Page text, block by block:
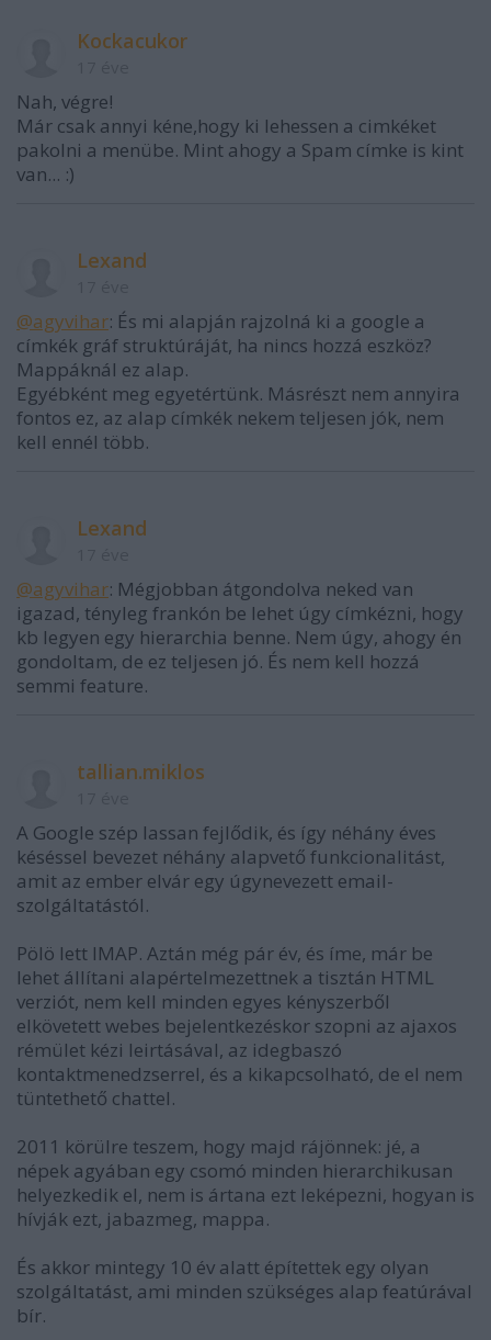
Kockacukor
Nah, végre!
Már csak annyi kéne,hogy ki lehessen a cimkéket
pakolni a menübe. Mint ahogy a Spam címke is kint
van... :)
Lexand
@agyvihar: És mi alapján rajzolná ki a google a
címkék gráf struktúráját, ha nincs hozzá eszköz?
Mappáknál ez alap.
Egyébként meg egyetértünk. Másrészt nem annyira
fontos ez, az alap címkék nekem teljesen jók, nem
kell ennél több.
Lexand
@agyvihar: Mégjobban átgondolva neked van
igazad, tényleg frankón be lehet úgy címkézni, hogy
kb legyen egy hierarchia benne. Nem úgy, ahogy én
gondoltam, de ez teljesen jó. És nem kell hozzá
semmi feature.
tallian.miklos
A Google szép lassan fejlődik, és így néhány éves
késéssel bevezet néhány alapvető funkcionalitást,
amit az ember elvár egy úgynevezett email-
szolgáltatástól.
Pölö lett IMAP. Aztán még pár év, és íme, már be
lehet állítani alapértelmezettnek a tisztán HTML
verziót, nem kell minden egyes kényszerből
elkövetett webes bejelentkezéskor szopni az ajaxos
rémület kézi leirtásával, az idegbaszó
kontaktmenedzserrel, és a kikapcsolható, de el nem
tüntethető chattel.
2011 körülre teszem, hogy majd rájönnek: jé, a
népek agyában egy csomó minden hierarchikusan
helyezkedik el, nem is ártana ezt leképezni, hogyan is
hívják ezt, jabazmeg, mappa.
És akkor mintegy 10 év alatt építettek egy olyan
szolgáltatást, ami minden szükséges alap featúrával
bír.